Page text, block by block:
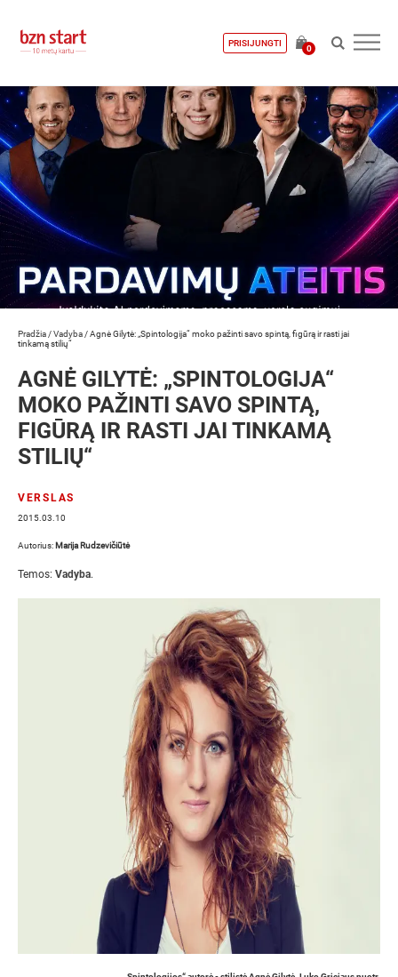
PRISIJUNGTI
0
Pradžia /Vadyba /Agnė Gilytė: „Spintologija“ moko pažinti savo spintą, figūrą ir rasti jai
tinkamą stilių“
AGNĖ GILYTĖ: „SPINTOLOGIJA“
MOKO PAŽINTI SAVO SPINTĄ,
FIGŪRĄ IR RASTI JAI TINKAMĄ
STILIŲ“
VERSLAS
2015.03.10
Autorius: Marija Rudzevičiūtė
Temos: Vadyba.